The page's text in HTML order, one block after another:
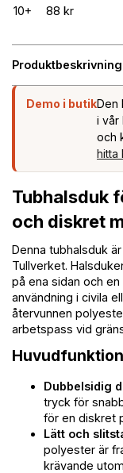
10+
88 kr
Produktbeskrivning
Demo i butikDen
i vår
och
hitta
Tubhalsduk
och diskret
Denna tubhalsduk
Tullverket.
på ena sidan och
användning i civila
återvunnen
arbetspass vid
Dubbelsidig
tryck för
för en diskret
Lätt och
polyester är
krävande